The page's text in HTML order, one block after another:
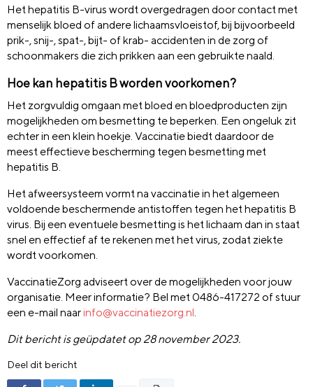
Het hepatitis B-virus wordt overgedragen door contact met
menselijk bloed of andere lichaamsvloeistof, bij bijvoorbeeld
prik-, snij-, spat-, bijt- of krab- accidenten in de zorg of
schoonmakers die zich prikken aan een gebruikte naald.
Hoe kan hepatitis B worden voorkomen?
Het zorgvuldig omgaan met bloed en bloedproducten zijn
mogelijkheden om besmetting te beperken. Een ongeluk zit
echter in een klein hoekje. Vaccinatie biedt daardoor de
meest effectieve bescherming tegen besmetting met
hepatitis B.
Het afweersysteem vormt na vaccinatie in het algemeen
voldoende beschermende antistoffen tegen het hepatitis B
virus. Bij een eventuele besmetting is het lichaam dan in staat
snel en effectief af te rekenen met het virus, zodat ziekte
wordt voorkomen.
VaccinatieZorg adviseert over de mogelijkheden voor jouw
organisatie. Meer informatie? Bel met 0486-417272 of stuur
een e-mail naarinfo@vaccinatiezorg.nl
Dit bericht is geüpdatet op 28 november 2023.
Deel dit bericht